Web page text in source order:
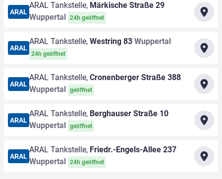
ARAL
ARAL Tankstelle, Märkische Straße 29
Wuppertal
24h geöffnet
ARAL
ARAL Tankstelle, Westring 83 Wuppertal
24h geöffnet
ARAL
ARAL Tankstelle, Cronenberger Straße 388
Wuppertal
geöffnet
ARAL
ARAL Tankstelle, Berghauser Straße 10
Wuppertal
geöffnet
ARAL
ARAL Tankstelle, Friedr.-Engels-Allee 237
Wuppertal
24h geöffnet